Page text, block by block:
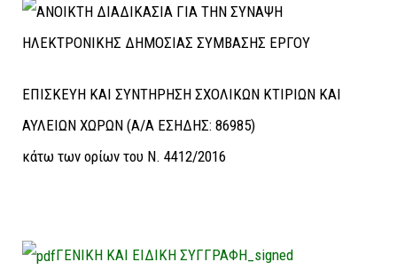
ΕΠΙΣΚΕΥΗ KAI ΣΥΝΤΗΡΗΣΗ ΣΧΟΛΙΚΩΝ ΚΤΙΡΙΩΝ KAI
ΑΥΛΕΙΩΝ ΧΩΡΩΝ (A/A ΕΣΗΔΗΣ: 86985)
κάτω των ορίων του Ν. 4412/2016
ΓΕΝΙΚΗ ΚΑΙ ΕΙΔΙΚΗ ΣΥΓΓΡΑΦΗ_signed